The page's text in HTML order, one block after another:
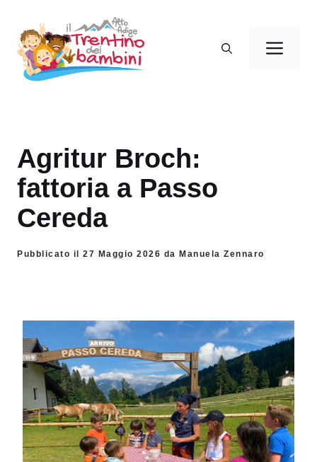
contenuto
Agritur Broch:
fattoria a Passo
Cereda
Pubblicato il 27 Maggio 2026 da Manuela Zennaro